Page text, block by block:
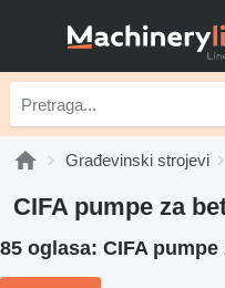
Građevinski strojevi
CIFA pumpe za
85 oglasa: CIFA pumpe